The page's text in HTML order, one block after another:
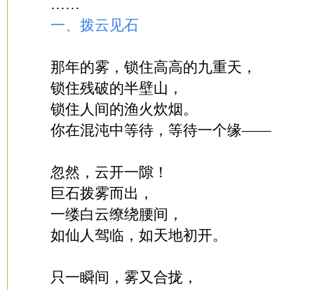
……
一、拨云见石
那年的雾，锁住高高的九重天，
锁住残破的半壁山，
锁住人间的渔火炊烟。
你在混沌中等待，等待一个缘——
忽然，云开一隙！
巨石拨雾而出，
一缕白云缭绕腰间，
如仙人驾临，如天地初开。
只一瞬间，雾又合拢，